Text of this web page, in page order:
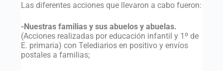
Las diferentes acciones que llevaron a cabo fueron:
-Nuestras familias y sus abuelos y abuelas.
(Acciones realizadas por educación infantil y 1º de
E. primaria) con Telediarios en positivo y envíos
postales a familias;